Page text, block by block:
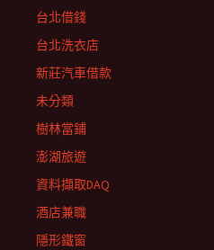
台北借錢
台北洗衣店
新莊汽車借款
未分類
樹林當鋪
澎湖旅遊
資料擷取DAQ
酒店兼職
隱形鐵窗